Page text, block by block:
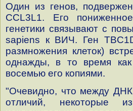
Один из генов,
CCL3L1. Его
генетики связывают с
sapiens к ВИЧ. Ген
размножения клеток)
однажды, в то время
восемью его копиями.
"Очевидно, что между
отличий, некоторые